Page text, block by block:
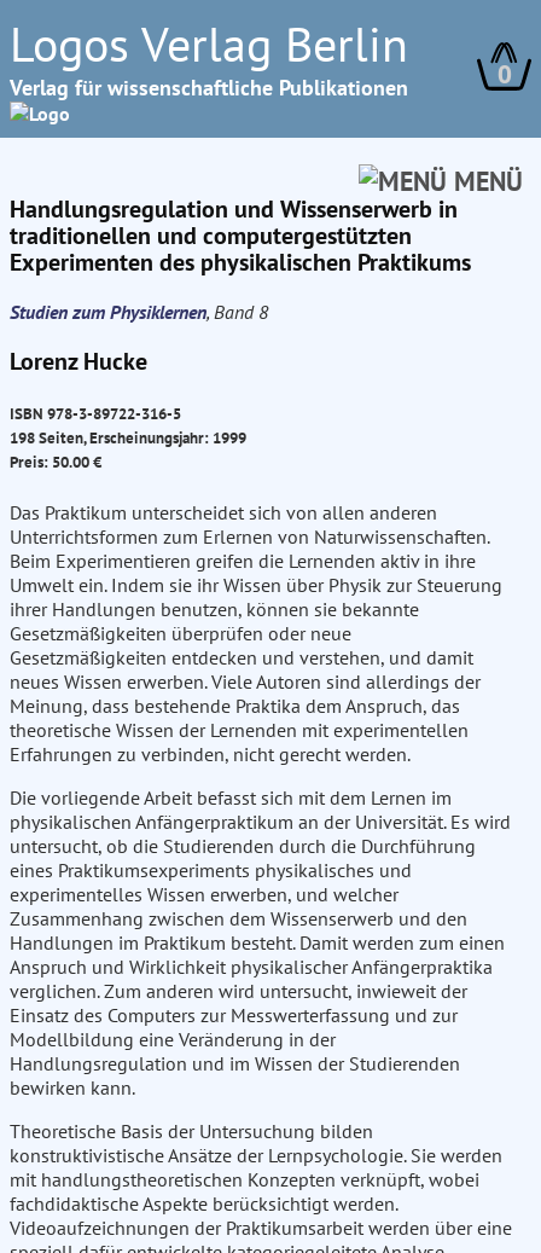
Logos Verlag Berlin
Verlag für wissenschaftliche Publikationen 0
MENÜ
Handlungsregulation und Wissenserwerb in
traditionellen und computergestützten
Experimenten des physikalischen Praktikums
Studien zum Physiklernen, Band 8
Lorenz Hucke
ISBN 978-3-89722-316-5
198 Seiten, Erscheinungsjahr: 1999
Preis: 50.00 €
Das Praktikum unterscheidet sich von allen anderen
Unterrichtsformen zum Erlernen von Naturwissenschaften.
Beim Experimentieren greifen die Lernenden aktiv in ihre
Umwelt ein. Indem sie ihr Wissen über Physik zur Steuerung
ihrer Handlungen benutzen, können sie bekannte
Gesetzmäßigkeiten überprüfen oder neue
Gesetzmäßigkeiten entdecken und verstehen, und damit
neues Wissen erwerben. Viele Autoren sind allerdings der
Meinung, dass bestehende Praktika dem Anspruch, das
theoretische Wissen der Lernenden mit experimentellen
Erfahrungen zu verbinden, nicht gerecht werden.
Die vorliegende Arbeit befasst sich mit dem Lernen im
physikalischen Anfängerpraktikum an der Universität. Es wird
untersucht, ob die Studierenden durch die Durchführung
eines Praktikumsexperiments physikalisches und
experimentelles Wissen erwerben, und welcher
Zusammenhang zwischen dem Wissenserwerb und den
Handlungen im Praktikum besteht. Damit werden zum einen
Anspruch und Wirklichkeit physikalischer Anfängerpraktika
verglichen. Zum anderen wird untersucht, inwieweit der
Einsatz des Computers zur Messwerterfassung und zur
Modellbildung eine Veränderung in der
Handlungsregulation und im Wissen der Studierenden
bewirken kann.
Theoretische Basis der Untersuchung bilden
konstruktivistische Ansätze der Lernpsychologie. Sie werden
mit handlungstheoretischen Konzepten verknüpft, wobei
fachdidaktische Aspekte berücksichtigt werden.
Videoaufzeichnungen der Praktikumsarbeit werden über eine